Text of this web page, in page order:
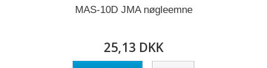
MAS-10D JMA nøgleemne
25,13 DKK